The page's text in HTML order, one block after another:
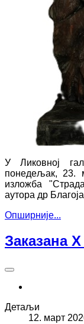
У Ликовној
понедељак, 23.
изложба
аутора др
Опширније...
Заказана
Детаљи
12. март